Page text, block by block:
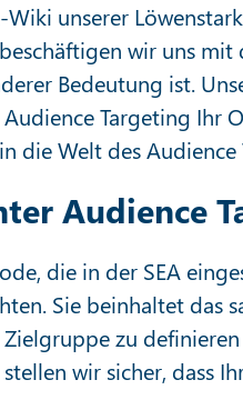
unserer Löwenstark
wir uns mit
Bedeutung ist.
Targeting Ihr
die Welt des
Audience
die in der SEA
Sie beinhaltet das
zu
wir sicher, dass